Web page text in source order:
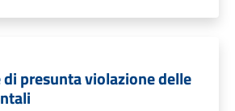
presunta violazione delle